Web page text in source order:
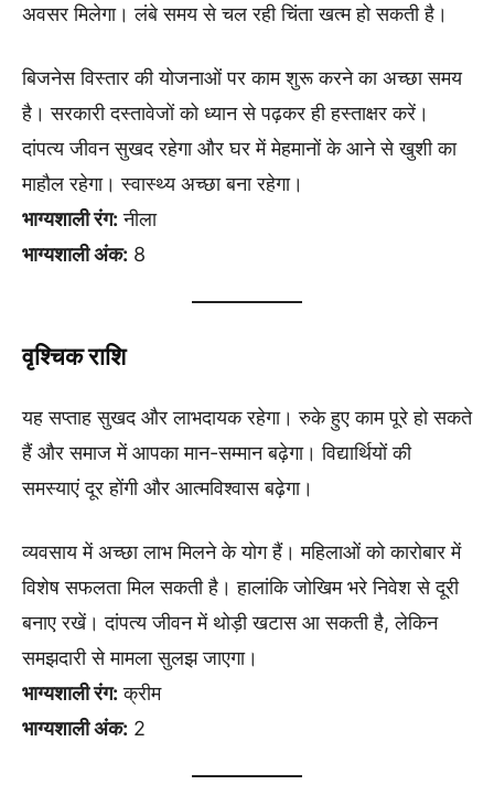
अवसर मिलेगा। लंबे समय से चल रही चिंता खत्म हो सकती है।
बिजनेस विस्तार की योजनाओं पर काम शुरू करने का अच्छा समय
है। सरकारी दस्तावेजों को ध्यान से पढ़कर ही हस्ताक्षर करें।
दांपत्य जीवन सुखद रहेगा और घर में मेहमानों के आने से खुशी का
माहौल रहेगा। स्वास्थ्य अच्छा बना रहेगा।
भाग्यशाली रंग: नीला
भाग्यशाली अंक: 8
वृश्चिक राशि
यह सप्ताह सुखद और लाभदायक रहेगा। रुके हुए काम पूरे हो सकते
हैं और समाज में आपका मान-सम्मान बढ़ेगा। विद्यार्थियों की
समस्याएं दूर होंगी और आत्मविश्वास बढ़ेगा।
व्यवसाय में अच्छा लाभ मिलने के योग हैं। महिलाओं को कारोबार में
विशेष सफलता मिल सकती है। हालांकि जोखिम भरे निवेश से दूरी
बनाए रखें। दांपत्य जीवन में थोड़ी खटास आ सकती है, लेकिन
समझदारी से मामला सुलझ जाएगा।
भाग्यशाली रंग: क्रीम
भाग्यशाली अंक: 2